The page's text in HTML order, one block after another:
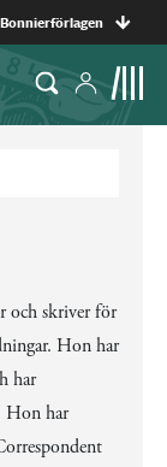
och skriver för
Hon har
har
Hon har